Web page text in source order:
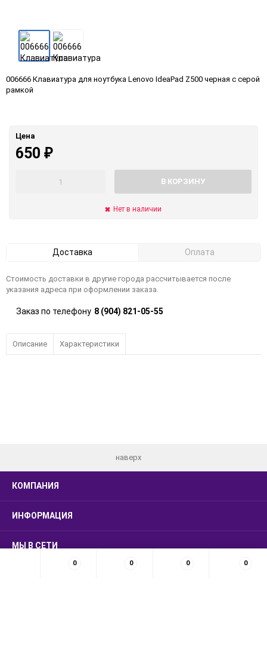
006666 Клавиатура для ноутбука Lenovo IdeaPad Z500 черная с серой
рамкой
Цена
650 ₽
В КОРЗИНУ
Нет в наличии
Доставка Оплата
Стоимость доставки в другие города рассчитывается после
указания адреса при оформлении заказа.
Заказ по телефону 8 (904) 821-05-55
Описание Характеристики
наверх
КОМПАНИЯ
ИНФОРМАЦИЯ
МЫ В СЕТИ
0 0 0 0